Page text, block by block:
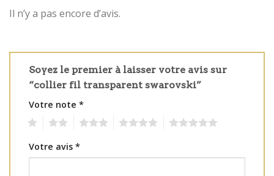
Il n’y a pas encore d’avis.
Soyez le premier à laisser votre avis sur
“collier fil transparent swarovski”
Votre note *
Votre avis *